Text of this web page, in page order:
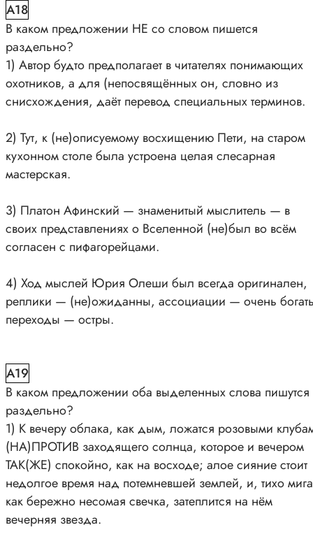
A18
В каком предложении НЕ со словом пишется
раздельно?
1) Автор будто предполагает в читателях понимающих
охотников, а для (непосвящённых он, словно из
снисхождения, даёт перевод специальных терминов.
2) Тут, к (не)описуемому восхищению Пети, на старом
кухонном столе была устроена целая слесарная
мастерская.
3) Платон Афинский — знаменитый мыслитель — в
своих представлениях о Вселенной (не)был во всём
согласен с пифагорейцами.
4) Ход мыслей Юрия Олеши был всегда оригинален,
реплики — (не)ожиданны, ассоциации — очень
переходы — остры.
A19
В каком предложении оба выделенных слова пишутся
раздельно?
1) К вечеру облака, как дым, ложатся розовыми
(НА)ПРОТИВ заходящего солнца, которое и вечером
ТАК(ЖЕ) спокойно, как на восходе; алое сияние стоит
недолгое время над потемневшей землей, и, тихо
как бережно несомая свечка, затеплится на нём
вечерняя звезда.